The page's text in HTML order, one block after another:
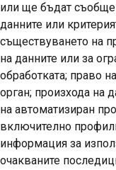
или ще бъдат
данните или
съществуването на
на данните или за
обработката; право
орган; произхода на
на автоматизиран
включително
информация за
очакваните